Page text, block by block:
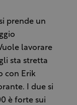
prende un
lavorare
sta stretta
con Erik
I due si
è forte sui